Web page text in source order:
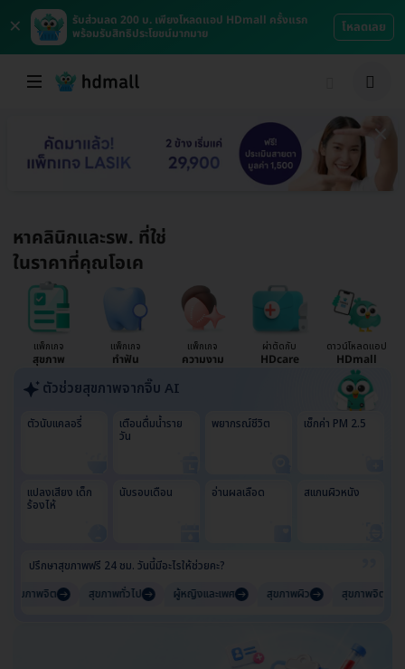
×
รับส่วนลด 200 บ. เพียงโหลดแอป HDmall ครั้งแรก
พร้อมรับสิทธิประโยชน์มากมาย
โหลดเลย
หาคลินิกและรพ. ที่ใช่
ในราคาที่คุณโอเค
แพ็กเกจ
สุขภาพ
แพ็กเกจ
ทำฟัน
แพ็กเกจ
ความงาม
ผ่าตัดกับ
HDcare
ดาวน์โหลดแอป
HDmall
ตัวช่วยสุขภาพจากจิ๊บ AI
ตัวนับแคลอรี่ เตือนดื่มน้ำราย
วัน
พยากรณ์ชีวิต เช็กค่า PM 2.5
แปลงเสียง เด็ก
ร้องไห้
นับรอบเดือน อ่านผลเลือด สเเกนผิวหนัง
ปรึกษาสุขภาพฟรี 24 ชม. วันนี้มีอะไรให้ช่วยคะ?
าพจิต
สุขภาพทั่วไป ผู้หญิงและเพศ สุขภาพผิว สุขภาพจิต